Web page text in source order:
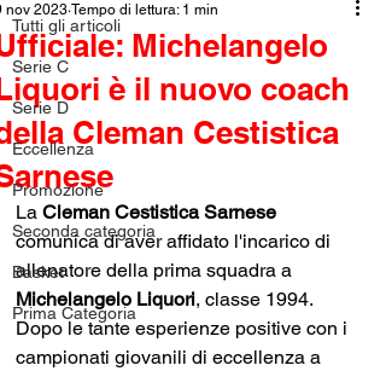
Tutti gli articoli
Serie C
Serie D
Eccellenza
Promozione
Seconda categoria
Basket
Prima Categoria
Michelangelo
è il nuovo coach
Cleman Cestistica
nov 2023 Tempo di lettura: 1 min
La Cleman Cestistica Sarnese
comunica di aver affidato l'incarico di
allenatore della prima squadra a
Michelangelo Liquori, classe 1994.
Dopo le tante esperienze positive con i
campionati giovanili di eccellenza a